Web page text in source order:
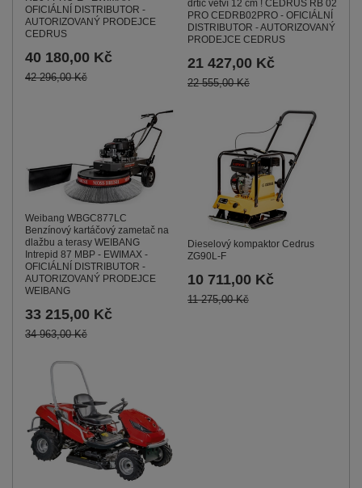
OFICIÁLNÍ DISTRIBUTOR -
AUTORIZOVANÝ PRODEJCE
CEDRUS
40 180,00 Kč
42 296,00 Kč
drtič větví 12 cm ! CEDRUS RB 02
PRO CEDRB02PRO - OFICIÁLNÍ
DISTRIBUTOR - AUTORIZOVANÝ
PRODEJCE CEDRUS
21 427,00 Kč
22 555,00 Kč
Weibang WBGC877LC
Benzínový kartáčový zametač na
dlažbu a terasy WEIBANG
Intrepid 87 MBP - EWIMAX -
OFICIÁLNÍ DISTRIBUTOR -
AUTORIZOVANÝ PRODEJCE
WEIBANG
33 215,00 Kč
34 963,00 Kč
Dieselový kompaktor Cedrus
ZG90L-F
10 711,00 Kč
11 275,00 Kč